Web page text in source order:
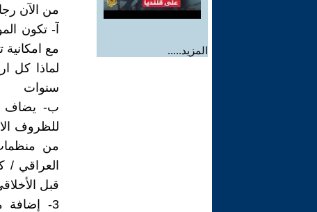
المزيد.....
من الآن
آ- تكون
مع
لماذا كل
سنوات
ب- يضاف
للظروف
من منظمات
العراقي /
قبل
3- إضافة